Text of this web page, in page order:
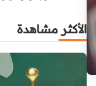
الأكثر مشاهدة